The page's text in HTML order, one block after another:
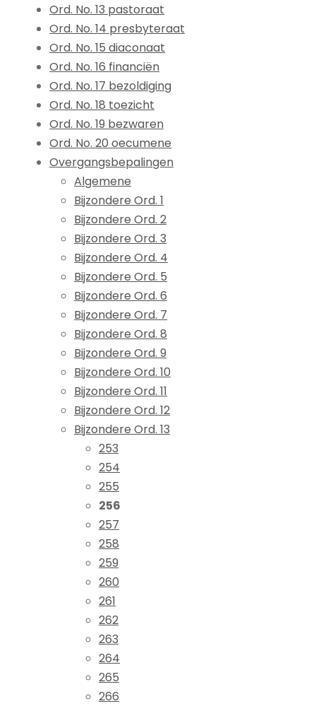
Ord. No. 13 pastoraat
Ord. No. 14 presbyteraat
Ord. No. 15 diaconaat
Ord. No. 16 financiën
Ord. No. 17 bezoldiging
Ord. No. 18 toezicht
Ord. No. 19 bezwaren
Ord. No. 20 oecumene
Overgangsbepalingen
Algemene
Bijzondere Ord. 1
Bijzondere Ord. 2
Bijzondere Ord. 3
Bijzondere Ord. 4
Bijzondere Ord. 5
Bijzondere Ord. 6
Bijzondere Ord. 7
Bijzondere Ord. 8
Bijzondere Ord. 9
Bijzondere Ord. 10
Bijzondere Ord. 11
Bijzondere Ord. 12
Bijzondere Ord. 13
253
254
255
256
257
258
259
260
261
262
263
264
265
266